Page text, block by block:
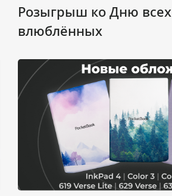
Розыгрыш ко Дню всех
влюблённых